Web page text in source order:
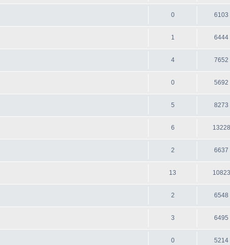
0 6103
1 6444
4 7652
0 5692
5 8273
6 13228
2 6637
13 10823
2 6548
3 6495
0 5214